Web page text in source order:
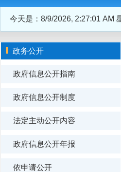
今天是： 8/9/2026, 2:27:02 AM
政务公开
政府信息公开指南
政府信息公开制度
法定主动公开内容
政府信息公开年报
依申请公开